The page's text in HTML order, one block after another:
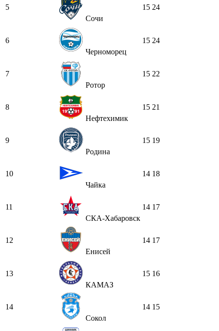
5
Сочи
15 24
6
Черноморец
15 24
7
Ротор
15 22
8
Нефтехимик
15 21
9
Родина
15 19
10
Чайка
14 18
11
СКА-Хабаровск
14 17
12
Енисей
14 17
13
КАМАЗ
15 16
14
Сокол
14 15